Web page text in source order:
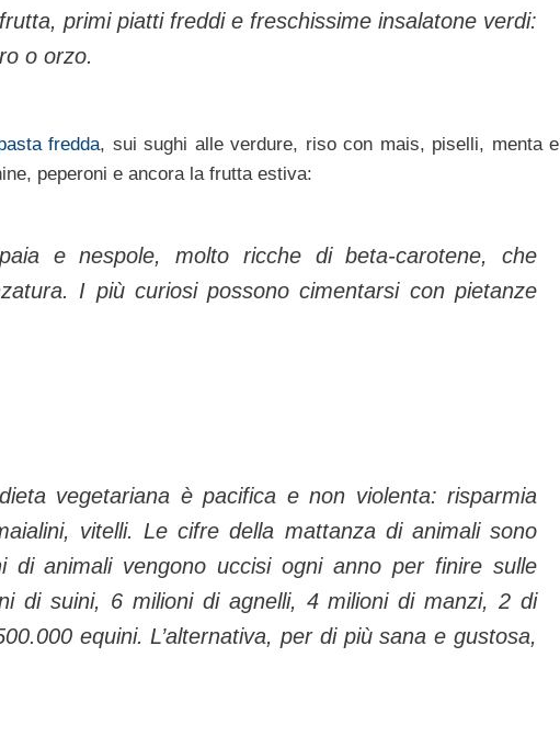
primi piatti freddi e freschissime insalatone verdi:
o orzo.
fredda, sui sughi alle verdure, riso con mais, piselli, menta e
peperoni e ancora la frutta estiva:
e nespole, molto ricche di beta-carotene, che
I più curiosi possono cimentarsi con pietanze
vegetariana è pacifica e non violenta: risparmia
vitelli. Le cifre della mattanza di animali sono
di animali vengono uccisi ogni anno per finire sulle
di suini, 6 milioni di agnelli, 4 milioni di manzi, 2 di
equini. L’alternativa, per di più sana e gustosa,